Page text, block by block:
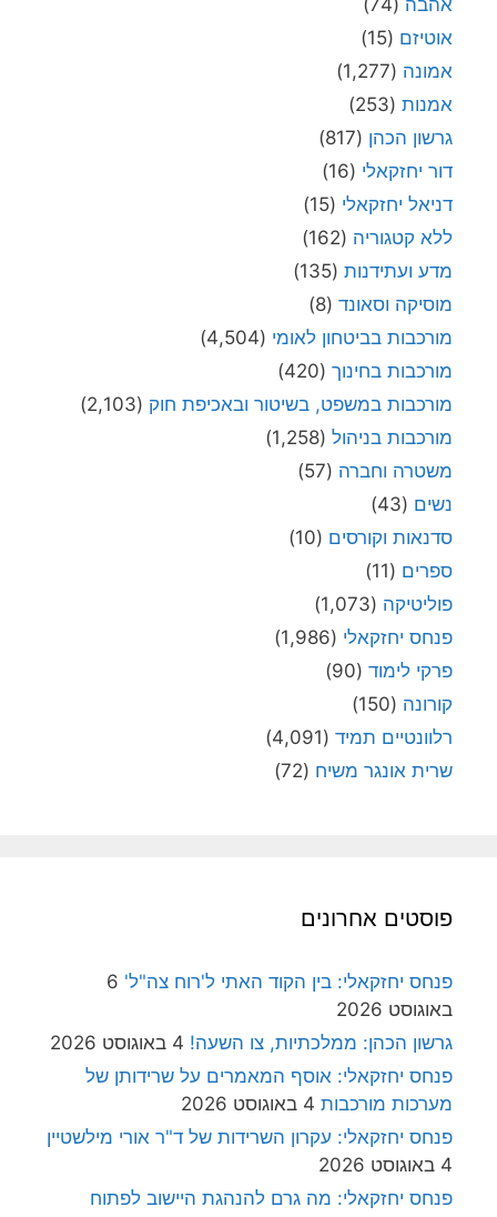
אוטיזם (15)
אמונה (1,277)
אמנות (253)
גרשון הכהן (817)
דור יחזקאלי (16)
דניאל יחזקאלי (15)
ללא קטגוריה (162)
מדע ועתידנות (135)
מוסיקה וסאונד (8)
מורכבות בביטחון לאומי (4,504)
מורכבות בחינוך (420)
מורכבות במשפט, בשיטור ובאכיפת חוק (2,103)
מורכבות בניהול (1,258)
משטרה וחברה (57)
נשים (43)
סדנאות וקורסים (10)
ספרים (11)
פוליטיקה (1,073)
פנחס יחזקאלי (1,986)
פרקי לימוד (90)
קורונה (150)
רלוונטיים תמיד (4,091)
שרית אונגר משיח (72)
פוסטים אחרונים
פנחס יחזקאלי: בין הקוד האתי ל'רוח צה"ל' 6
באוגוסט 2026
גרשון הכהן: ממלכתיות, צו השעה! 4 באוגוסט 2026
פנחס יחזקאלי: אוסף המאמרים על שרידותן של
מערכות מורכבות 4 באוגוסט 2026
פנחס יחזקאלי: עקרון השרידות של ד"ר אורי מילשטיין
4 באוגוסט 2026
פנחס יחזקאלי: מה גרם להנהגת היישוב לפתוח